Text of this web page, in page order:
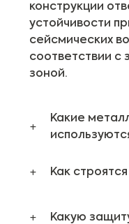
конструкции
устойчивости
сейсмических
соответствии с
зоной.
Какие
Как
Какую